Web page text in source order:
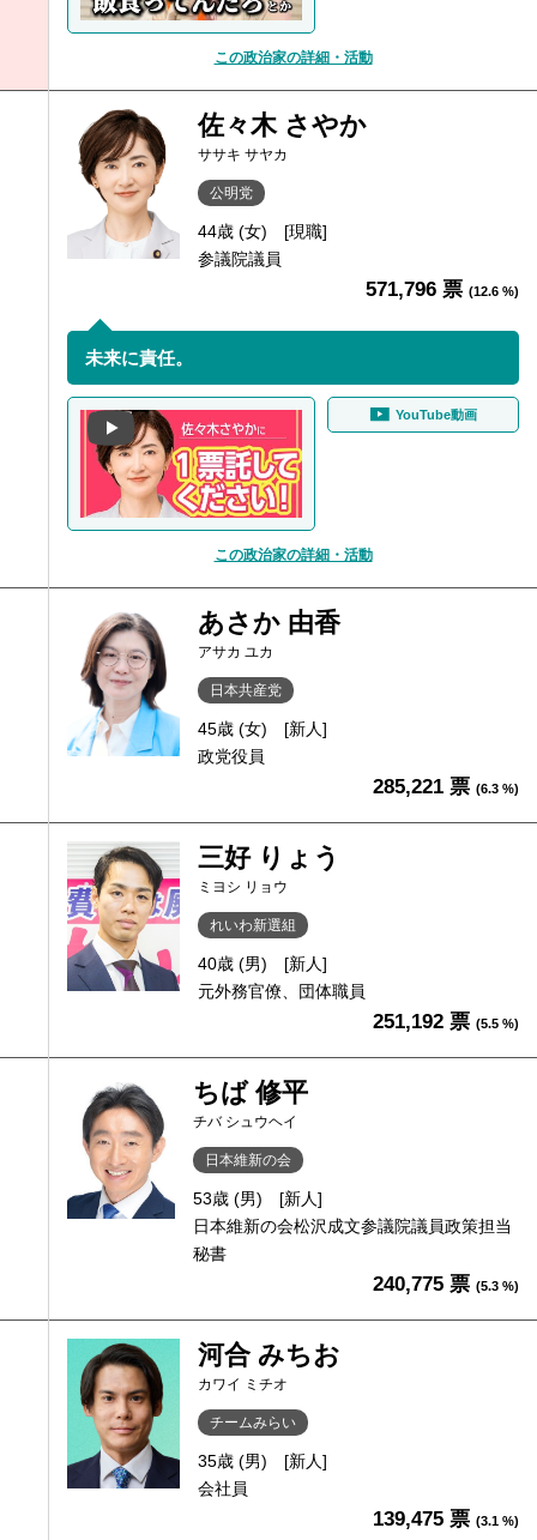
この政治家の詳細・活動
佐々木 さやか
ササキ サヤカ
公明党
44歳 (女)
[現職]
参議院議員
571,796 票 (12.6 %)
未来に責任。
YouTube動画
この政治家の詳細・活動
あさか 由香
アサカ ユカ
日本共産党
45歳 (女)
[新人]
政党役員
285,221 票 (6.3 %)
三好 りょう
ミヨシ リョウ
れいわ新選組
40歳 (男)
[新人]
元外務官僚、団体職員
251,192 票 (5.5 %)
ちば 修平
チバ シュウヘイ
日本維新の会
53歳 (男)
[新人]
日本維新の会松沢成文参議院議員政策担当
秘書
240,775 票 (5.3 %)
河合 みちお
カワイ ミチオ
チームみらい
35歳 (男)
[新人]
会社員
139,475 票 (3.1 %)